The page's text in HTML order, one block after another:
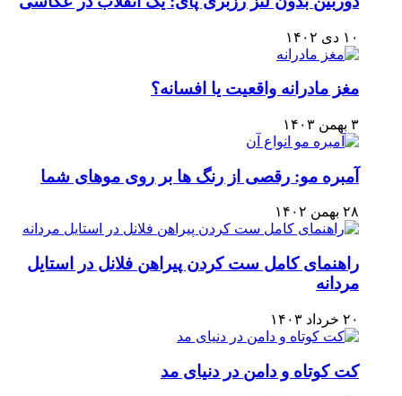
۱۰ دی ۱۴۰۲
مغز مادرانه واقعیت یا افسانه؟
۳ بهمن ۱۴۰۳
آمبره مو: رقصی از رنگ ها بر روی موهای شما
۲۸ بهمن ۱۴۰۲
راهنمای کامل ست کردن پیراهن فلانل در استایل
مردانه
۲۰ خرداد ۱۴۰۳
کت کوتاه و دامن در دنیای مد